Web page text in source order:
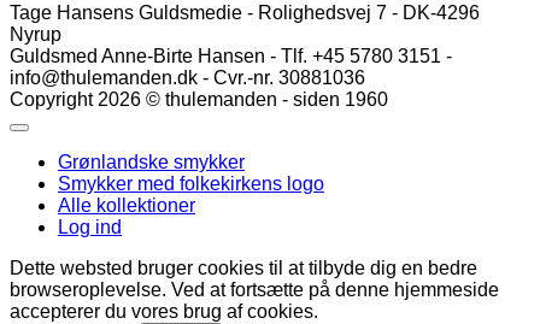
Tage Hansens Guldsmedie - Rolighedsvej 7 - DK-4296
Nyrup
Guldsmed Anne-Birte Hansen - Tlf. +45 5780 3151 -
info@thulemanden.dk - Cvr.-nr. 30881036
Copyright 2026 © thulemanden - siden 1960
Grønlandske smykker
Smykker med folkekirkens logo
Alle kollektioner
Log ind
Dette websted bruger cookies til at tilbyde dig en bedre
browseroplevelse. Ved at fortsætte på denne hjemmeside
accepterer du vores brug af cookies.